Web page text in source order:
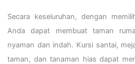
Secara keseluruhan, dengan
Anda dapat membuat taman
nyaman dan indah. Kursi santai,
taman, dan tanaman hias dapat